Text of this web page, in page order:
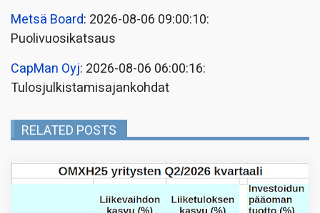
Metsä Board: 2026-08-06 09:00:10:
Puolivuosikatsaus
CapMan Oyj: 2026-08-06 06:00:16:
Tulosjulkistamisajankohdat
RELATED POSTS